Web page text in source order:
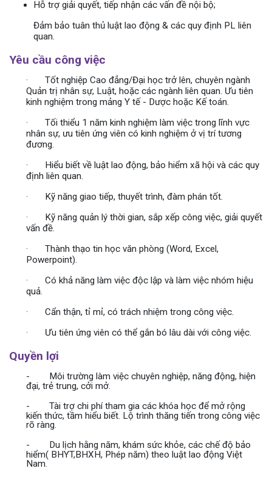
Hỗ trợ giải quyết, tiếp nhận các vấn đề nội bộ;
Đảm bảo tuân thủ luật lao động & các quy định PL liên
quan.
Yêu cầu công việc
·
Tốt nghiệp Cao đẳng/Đại học trở lên, chuyên ngành
Quản trị nhân sự, Luật, hoặc các ngành liên quan. Ưu tiên
kinh nghiệm trong mảng Y tế - Dược hoặc Kế toán.
·
Tối thiểu 1 năm kinh nghiệm làm việc trong lĩnh vực
nhân sự, ưu tiên ứng viên có kinh nghiệm ở vị trí tương
đương.
·
Hiểu biết về luật lao động, bảo hiểm xã hội và các quy
định liên quan.
·
Kỹ năng giao tiếp, thuyết trình, đàm phán tốt.
·
Kỹ năng quản lý thời gian, sắp xếp công việc, giải quyết
vấn đề.
·
Thành thạo tin học văn phòng (Word, Excel,
Powerpoint).
·
Có khả năng làm việc độc lập và làm việc nhóm hiệu
quả.
·
Cẩn thận, tỉ mỉ, có trách nhiệm trong công việc.
·
Ưu tiên ứng viên có thể gắn bó lâu dài với công việc.
Quyền lợi
-
Môi trường làm việc chuyên nghiệp, năng động, hiện
đại, trẻ trung, cởi mở.
-
Tài trợ chi phí tham gia các khóa học để mở rộng
kiến thức, tầm hiểu biết. Lộ trình thăng tiến trong công việc
rõ ràng.
-
Du lịch hằng năm, khám sức khỏe, các chế độ bảo
hiểm( BHYT,BHXH, Phép năm) theo luật lao động Việt
Nam.